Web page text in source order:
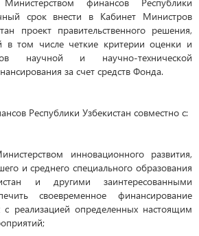
срок внести в Кабинет Министров
проект правительственного решения,
в том числе четкие критерии оценки и
научной и научно-технической
за счет средств Фонда.
Республики Узбекистан совместно с:
инновационного развития,
и среднего специального образования
и другими заинтересованными
своевременное финансирование
с реализацией определенных настоящим